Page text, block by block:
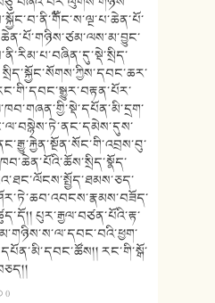
སྲིད་སྐྱོང་སོགས་ཀྱིས་དབང་ཆར་
པུར་རྒྱལ་བཙན་པོའི་རྟ་
རང་གི་སྒོ་
0